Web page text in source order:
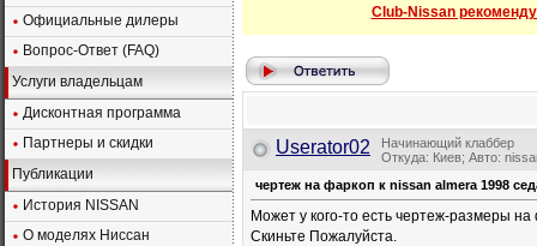
Официальные дилеры
Вопрос-Ответ (FAQ)
Услуги владельцам
Дисконтная программа
Партнеры и скидки
Публикации
История NISSAN
О моделях Ниссан
Club-Nissan
Userator02
Начинающий клаббер
Откуда: Киев; Авто:
чертеж на фаркоп к nissan almera 1998
Может у кого-то есть чертеж-размеры
Скиньте Пожалуйста.